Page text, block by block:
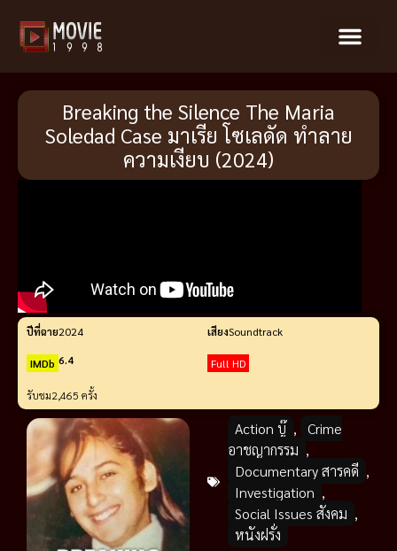
Breaking the Silence The Maria
Soledad Case มาเรีย โซเลดัด ทำลาย
ความเงียบ (2024)
ปีที่ฉาย2024 เสียงSoundtrack
IMDb 6.4 Full HD
รับชม2,465 ครั้ง
Action บู๊ ,
Crime
อาชญากรรม ,
Documentary สารคดี ,
Investigation ,
Social Issues สังคม ,
หนังฝรั่ง